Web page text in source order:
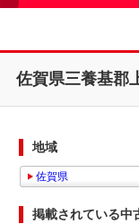
佐賀県三養基郡
地域
佐賀県
掲載されている中